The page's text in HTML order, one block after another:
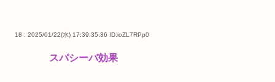
18 : 2025/01/22(水) 17:39:35.36 ID:ioZL7RPp0
スパシーバ効果